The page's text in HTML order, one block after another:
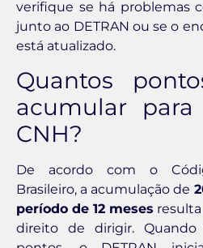
verifique se há problemas
junto ao DETRAN ou se o
está atualizado.
Quantos
acumular
CNH?
De acordo com o
Brasileiro, a acumulação de
período de 12 meses
direito de dirigir.